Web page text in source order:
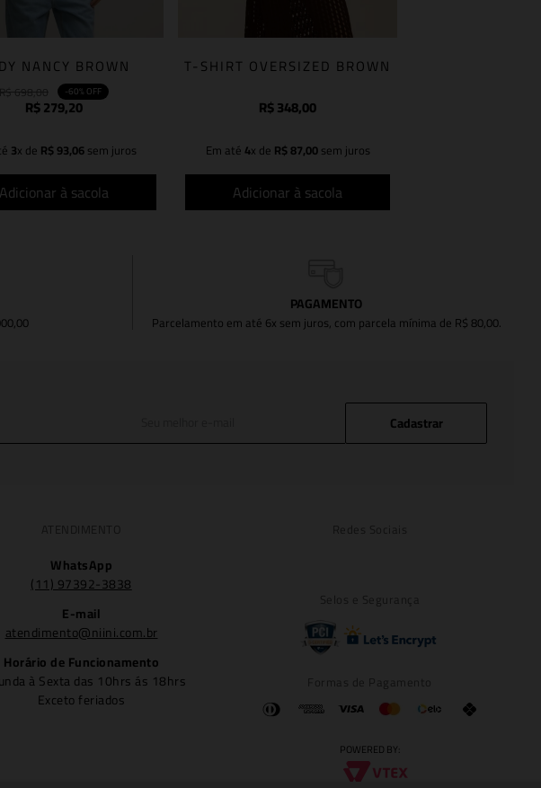
NANCY BROWN
-60% OFF
R$279,20
3x de R$93,06sem juros
Adicionar à sacola
T-SHIRT OVERSIZED BROWN
R$348,00
Em até 4x de R$87,00sem juros
Adicionar à sacola
PAGAMENTO
Parcelamento em até 6x sem juros, com parcela mínima de R$ 80,00.
Cadastrar
WhatsApp
(11) 97392-3838
E-mail
atendimento@niini.com.br
Horário de Funcionamento
à Sexta das 10hrs ás 18hrs
Exceto feriados
POWERED BY: